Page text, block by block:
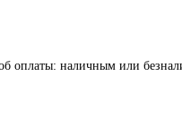
оплаты: наличным или